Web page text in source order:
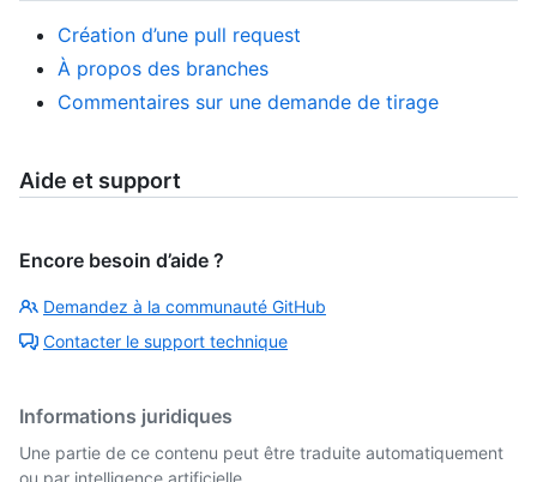
Création d’une pull request
À propos des branches
Commentaires sur une demande de tirage
Aide et support
Encore besoin d’aide ?
Demandez à la communauté GitHub
Contacter le support technique
Informations juridiques
Une partie de ce contenu peut être traduite automatiquement
ou par intelligence artificielle.